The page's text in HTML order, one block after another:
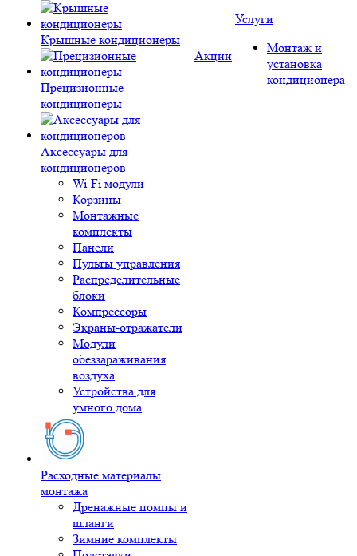
Крышные кондиционеры
Прецизионные
кондиционеры
Аксессуары для
кондиционеров
Wi-Fi модули
Корзины
Монтажные
комплекты
Панели
Пульты управления
Распределительные
блоки
Компрессоры
Экраны-отражатели
Модули
обеззараживания
воздуха
Устройства для
умного дома
Расходные материалы
монтажа
Дренажные помпы и
шланги
Зимние комплекты
Акции
Услуги
Монтаж и
установка
кондиционера